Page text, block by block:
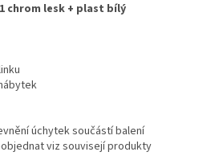
chrom lesk + plast bílý
úchytek součástí balení
viz souvisejí produkty